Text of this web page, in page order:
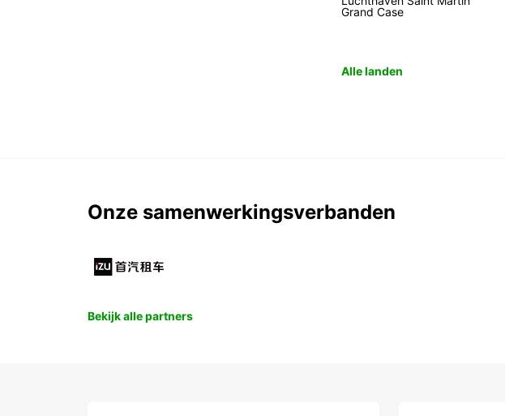
Grand Case
Alle landen
Onze samenwerkingsverbanden
Bekijk alle partners